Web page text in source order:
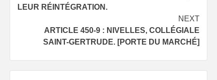
LEUR RÉINTÉGRATION.
NEXT
ARTICLE 450-9 : NIVELLES, COLLÉGIALE
SAINT-GERTRUDE. [PORTE DU MARCHÉ]